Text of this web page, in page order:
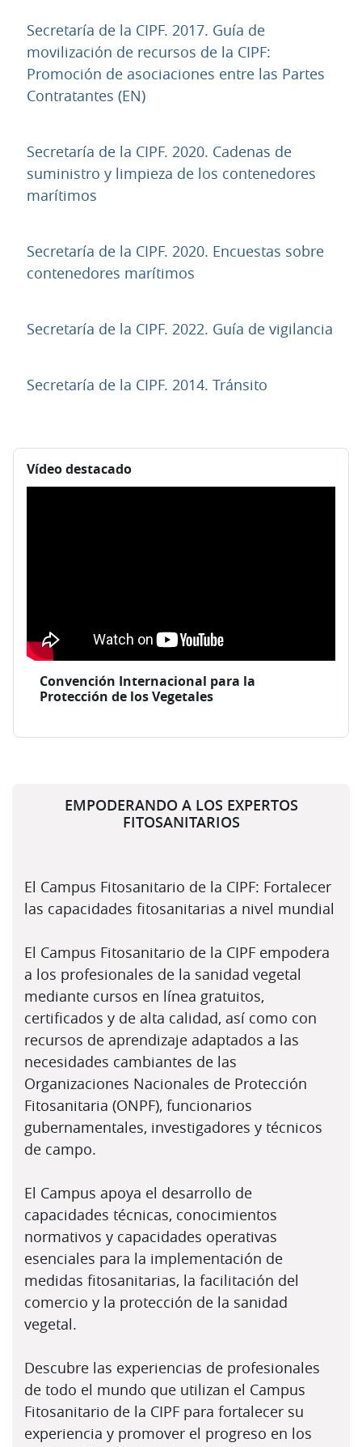
Secretaría de la CIPF. 2017. Guía de
movilización de recursos de la CIPF:
Promoción de asociaciones entre las Partes
Contratantes (EN)URL
Secretaría de la CIPF. 2020. Cadenas de
suministro y limpieza de los contenedores
marítimos
Secretaría de la CIPF. 2020. Encuestas sobre
contenedores marítimos
Secretaría de la CIPF. 2022. Guía de vigilancia
Secretaría de la CIPF. 2014. Tránsito
Bloques
Salta Vídeo destacado
Vídeo destacado
Convención Internacional para la
Protección de los Vegetales
EMPODERANDO A LOS EXPERTOS
FITOSANITARIOS
El Campus Fitosanitario de la CIPF: Fortalecer
las capacidades fitosanitarias a nivel mundial
El Campus Fitosanitario de la CIPF empodera
a los profesionales de la sanidad vegetal
mediante cursos en línea gratuitos,
certificados y de alta calidad, así como con
recursos de aprendizaje adaptados a las
necesidades cambiantes de las
Organizaciones Nacionales de Protección
Fitosanitaria (ONPF), funcionarios
gubernamentales, investigadores y técnicos
de campo.
El Campus apoya el desarrollo de
capacidades técnicas, conocimientos
normativos y capacidades operativas
esenciales para la implementación de
medidas fitosanitarias, la facilitación del
comercio y la protección de la sanidad
vegetal.
Descubre las experiencias de profesionales
de todo el mundo que utilizan el Campus
Fitosanitario de la CIPF para fortalecer su
experiencia y promover el progreso en los